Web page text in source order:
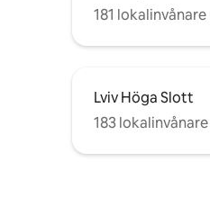
181
Lviv Höga Slott
183